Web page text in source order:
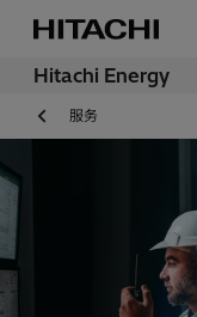
Hitachi Energy
服务